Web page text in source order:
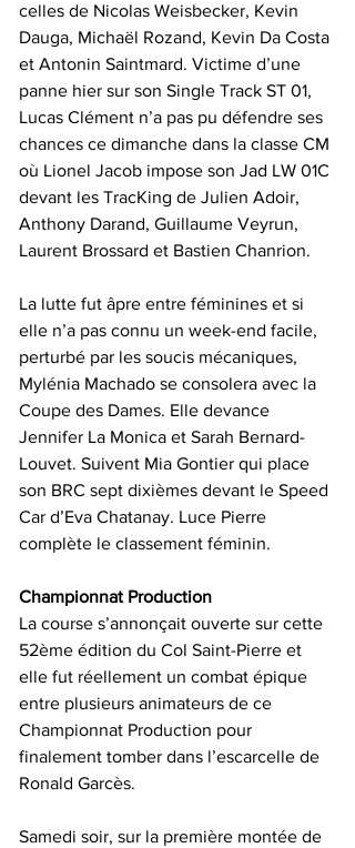
celles de Nicolas Weisbecker, Kevin
Dauga, Michaël Rozand, Kevin Da Costa
et Antonin Saintmard. Victime d’une
panne hier sur son Single Track ST 01,
Lucas Clément n’a pas pu défendre ses
chances ce dimanche dans la classe CM
où Lionel Jacob impose son Jad LW 01C
devant les TracKing de Julien Adoir,
Anthony Darand, Guillaume Veyrun,
Laurent Brossard et Bastien Chanrion.
La lutte fut âpre entre féminines et si
elle n’a pas connu un week-end facile,
perturbé par les soucis mécaniques,
Mylénia Machado se consolera avec la
Coupe des Dames. Elle devance
Jennifer La Monica et Sarah Bernard-
Louvet. Suivent Mia Gontier qui place
son BRC sept dixièmes devant le Speed
Car d’Eva Chatanay. Luce Pierre
complète le classement féminin.
Championnat Production
La course s’annonçait ouverte sur cette
52ème édition du Col Saint-Pierre et
elle fut réellement un combat épique
entre plusieurs animateurs de ce
Championnat Production pour
finalement tomber dans l’escarcelle de
Ronald Garcès.
Samedi soir, sur la première montée de